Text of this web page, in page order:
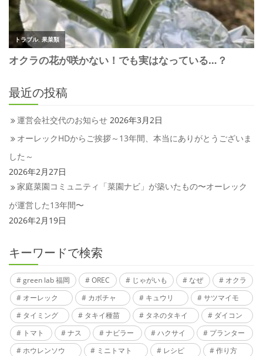
最近の投稿
運営会社交代のお知らせ 2026年3月2日
オーレックHDからご挨拶～13年間、本当にありがとうございま
した～
2026年2月27日
家庭菜園コミュニティ「菜園ナビ」が築いたもの〜オーレック
が運営した13年間〜
2026年2月19日
キーワードで検索
green lab 福岡 OREC じゃがいも なぜ
オクラ
オーレック
カボチャ キュウリ
サツマイモ
タイミング
タキイ種苗 タネのタキイ
ダイコン
トマト
ナス ナビラー ハクサイ
プランター
ホウレンソウ
ミニトマト レシピ
作り方